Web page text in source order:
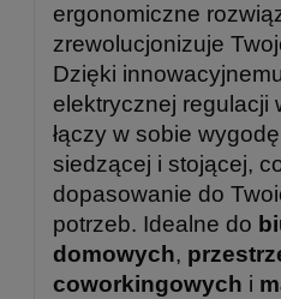
ergonomiczne
zrewolucjonizuje
Dzięki
elektrycznej regulacji
łączy w sobie
siedzącej i stojącej,
dopasowanie do
potrzeb. Idealne do
domowych,
coworkingowych i